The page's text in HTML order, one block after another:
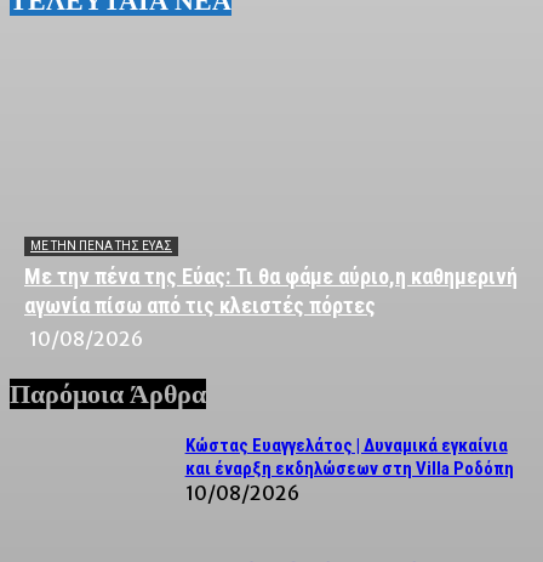
ΜΕ ΤΗΝ ΠΈΝΑ ΤΗΣ ΕΎΑΣ
Με την πένα της Εύας: Τι θα φάμε αύριο,η καθημερινή
αγωνία πίσω από τις κλειστές πόρτες
10/08/2026
Παρόμοια Άρθρα
Κώστας Ευαγγελάτος | Δυναμικά εγκαίνια
και έναρξη εκδηλώσεων στη Villa Ροδόπη
10/08/2026